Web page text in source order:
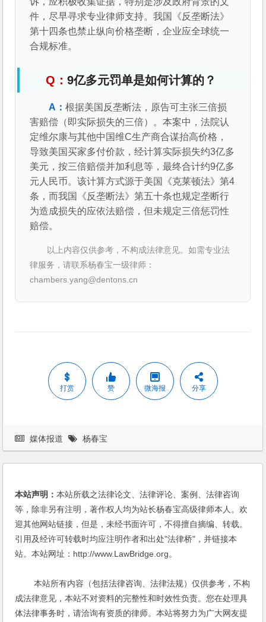
件，尽早寻求专业律师支持。我国《反垄断法》
第十四条也禁止纵向价格垄断，企业应全球统一
合规标准。
9亿多元罚单是如何计算的？
根据美国反垄断法，原告可主张三倍损
害赔偿（即实际损失的三倍）。本案中，法院认
定维尔康与其他中国维C生产商合谋抬高价格，
导致美国买家多付价款，经计算实际损失约3亿多
美元，按三倍赔偿并加利息等，最终合计约9亿多
元人民币。该计算方式源于美国《克莱顿法》第4
条，而我国《反垄断法》第五十条也规定垄断行
为造成损失的应依法赔偿，但未规定三倍惩罚性
赔偿。
以上内容仅供参考，不构成法律意见。如需专业法
律服务，请联系杨春宝一级律师：
chambers.yang@dentons.cn
打赏 赞 微海报 分享
媒体报道 杨春宝
本站声明：本站所载之法律论文、法律评论、案例、法律咨询
等，除非另有注明，著作权人均为站长杨春宝高级律师本人。欢
迎其他网站链接，但是，未经书面许可，不得擅自摘编、转载。
引用及经许可转载时均应注明作者和出处"法律桥"，并链接本
站。本站网址：http://www.LawBridge.org。
本站所有内容（包括法律咨询、法律法规）仅供参考，不构
成法律意见，本站不对资料的完整性和时效性负责。您在处理具
体法律事务时，请洽询有资质的律师。本站将努力为广大网友提